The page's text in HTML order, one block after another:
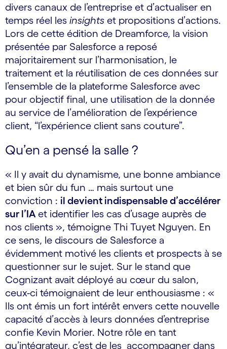
divers canaux de l’entreprise et d’actualiser en
temps réel les insights et propositions d’actions.
Lors de cette édition de Dreamforce, la vision
présentée par Salesforce a reposé
majoritairement sur l’harmonisation, le
traitement et la réutilisation de ces données sur
l’ensemble de la plateforme Salesforce avec
pour objectif final, une utilisation de la donnée
au service de l’amélioration de l’expérience
client, “l’expérience client sans couture”.
Qu’en a pensé la salle ?
« Il y avait du dynamisme, une bonne ambiance
et bien sûr du fun … mais surtout une
conviction : il devient indispensable d’accélérer
sur l’IA et identifier les cas d’usage auprès de
nos clients », témoigne Thi Tuyet Nguyen. En
ce sens, le discours de Salesforce a
évidemment motivé les clients et prospects à se
questionner sur le sujet. Sur le stand que
Cognizant avait déployé au cœur du salon,
ceux-ci témoignaient de leur enthousiasme : «
Ils ont émis un fort intérêt envers cette nouvelle
capacité d’accès à leurs données d’entreprise
confie Kevin Morier. Notre rôle en tant
qu’intégrateur, c’est de les accompagner dans